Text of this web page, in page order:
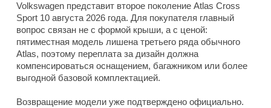
Volkswagen представит второе поколение Atlas Cross
Sport 10 августа 2026 года. Для покупателя главный
вопрос связан не с формой крыши, а с ценой:
пятиместная модель лишена третьего ряда обычного
Atlas, поэтому переплата за дизайн должна
компенсироваться оснащением, багажником или более
выгодной базовой комплектацией.
Возвращение модели уже подтверждено официально.